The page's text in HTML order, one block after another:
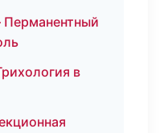
Перманентный
в